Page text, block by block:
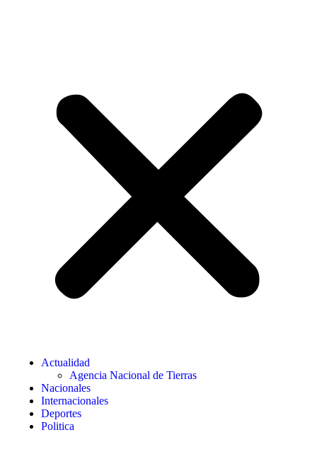
Actualidad
Agencia Nacional de Tierras
Nacionales
Internacionales
Deportes
Politica